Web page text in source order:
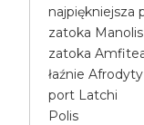
najpiękniejsza
zatoka Manolis
zatoka
łaźnie
port Latchi
Polis